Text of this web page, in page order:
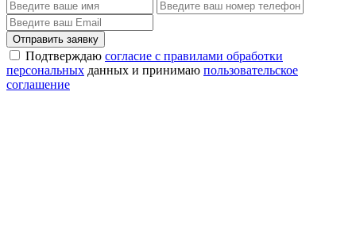
Отправить заявку
Подтверждаю согласие с правилами обработки
персональных данных и принимаю пользовательское
соглашение